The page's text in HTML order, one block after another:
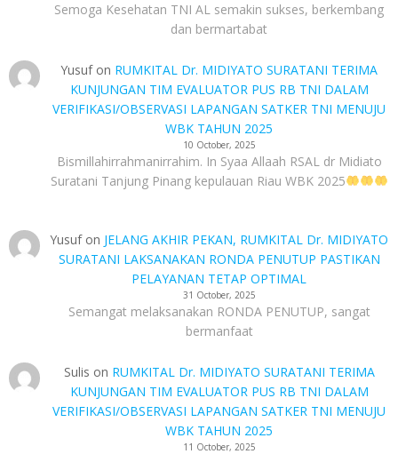
Semoga Kesehatan TNI AL semakin sukses, berkembang
dan bermartabat
Yusufon RUMKITAL Dr. MIDIYATO SURATANI TERIMA
KUNJUNGAN TIM EVALUATOR PUS RB TNI DALAM
VERIFIKASI/OBSERVASI LAPANGAN SATKER TNI MENUJU
WBK TAHUN 2025
10 October, 2025
Bismillahirrahmanirrahim. In Syaa Allaah RSAL dr Midiato
Suratani Tanjung Pinang kepulauan Riau WBK 2025
Yusufon JELANG AKHIR PEKAN, RUMKITAL Dr. MIDIYATO
SURATANI LAKSANAKAN RONDA PENUTUP PASTIKAN
PELAYANAN TETAP OPTIMAL
31 October, 2025
Semangat melaksanakan RONDA PENUTUP, sangat
bermanfaat
Sulis on RUMKITAL Dr. MIDIYATO SURATANI TERIMA
KUNJUNGAN TIM EVALUATOR PUS RB TNI DALAM
VERIFIKASI/OBSERVASI LAPANGAN SATKER TNI MENUJU
WBK TAHUN 2025
11 October, 2025